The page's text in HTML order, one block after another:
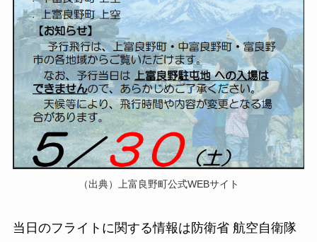
（出典）上富良野町公式WEBサイト
当日のフライトに関する情報は防衛省 航空自衛隊